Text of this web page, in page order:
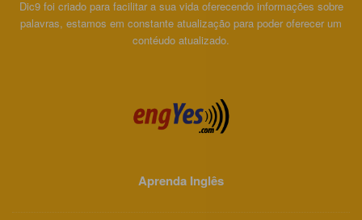
Dic9 foi criado para facilitar a sua vida oferecendo informações sobre
palavras, estamos em constante atualização para poder oferecer um
contéudo atualizado.
Aprenda Inglês